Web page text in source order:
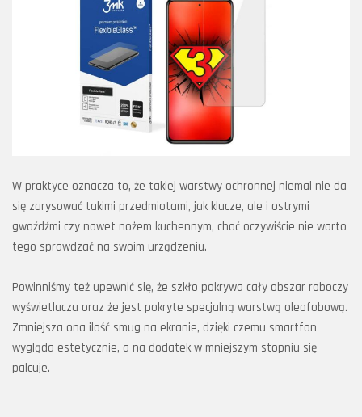
W praktyce oznacza to, że takiej warstwy ochronnej niemal nie da
się zarysować takimi przedmiotami, jak klucze, ale i ostrymi
gwoźdźmi czy nawet nożem kuchennym, choć oczywiście nie warto
tego sprawdzać na swoim urządzeniu.
Powinniśmy też upewnić się, że szkło pokrywa cały obszar roboczy
wyświetlacza oraz że jest pokryte specjalną warstwą oleofobową.
Zmniejsza ona ilość smug na ekranie, dzięki czemu smartfon
wygląda estetycznie, a na dodatek w mniejszym stopniu się
palcuje.